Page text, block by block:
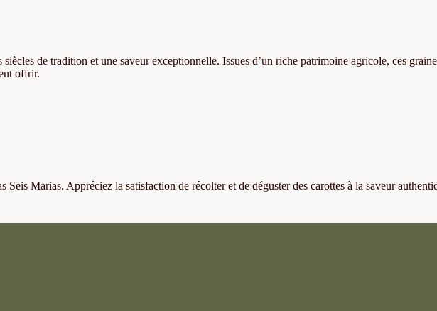
de tradition et une saveur exceptionnelle. Issues d’un riche patrimoine agricole, ces
offrir.
Marias. Appréciez la satisfaction de récolter et de déguster des carottes à la saveur